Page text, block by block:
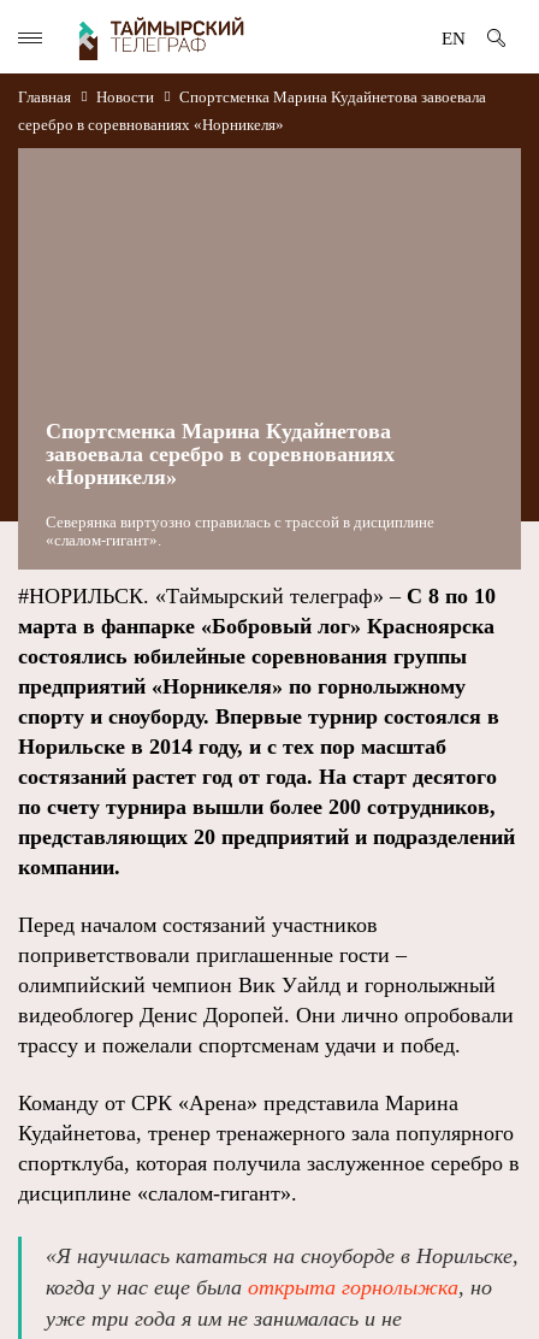
EN
Главная Новости
Спортсменка Марина Кудайнетова завоевала
серебро в соревнованиях «Норникеля»
Спортсменка Марина Кудайнетова
завоевала серебро в соревнованиях
«Норникеля»
Северянка виртуозно справилась с трассой в дисциплине
«слалом-гигант».
#НОРИЛЬСК. «Таймырский телеграф» – С 8 по 10
марта в фанпарке «Бобровый лог» Красноярска
состоялись юбилейные соревнования группы
предприятий «Норникеля» по горнолыжному
спорту и сноуборду. Впервые турнир состоялся в
Норильске в 2014 году, и с тех пор масштаб
состязаний растет год от года. На старт десятого
по счету турнира вышли более 200 сотрудников,
представляющих 20 предприятий и подразделений
компании.
Перед началом состязаний участников
поприветствовали приглашенные гости –
олимпийский чемпион Вик Уайлд и горнолыжный
видеоблогер Денис Доропей. Они лично опробовали
трассу и пожелали спортсменам удачи и побед.
Команду от СРК «Арена» представила Марина
Кудайнетова, тренер тренажерного зала популярного
спортклуба, которая получила заслуженное серебро в
дисциплине «слалом-гигант».
«Я научилась кататься на сноуборде в Норильске,
когда у нас еще была открыта горнолыжка, но
уже три года я им не занималась и не